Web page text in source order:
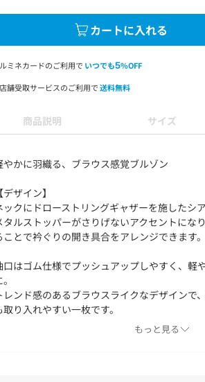
カートに入れる
ルミネカードのご利用で いつでも5%OFF
店舗受取サービスのご利用で送料無料
商品説明 サイズ
やかに羽織る、ブラウス感覚ブルゾン
【デザイン】
ックにドローストリングギャザーを施したシア
タルストッパーがさりげないアクセントにな
ことで衿ぐりの開き具合をアレンジできます。
口はゴム仕様でプッシュアップしやすく、軽
レンド感のあるブラウスライクなデザインで
取り入れやすい一枚です。
もっと見る